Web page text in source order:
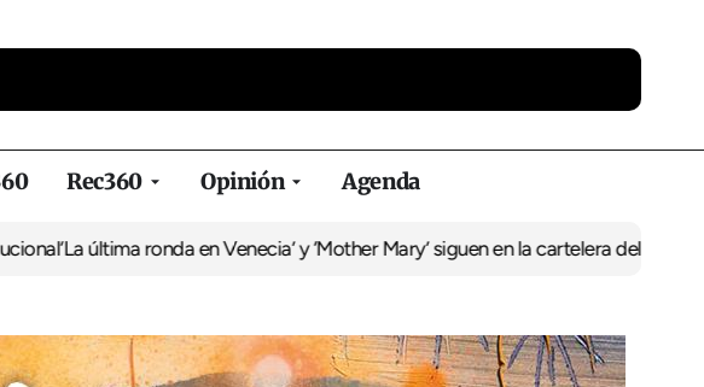
Rec360 Opinión Agenda
ronda en Venecia’ y ‘Mother Mary’ siguen en la cartelera del DuplexLa